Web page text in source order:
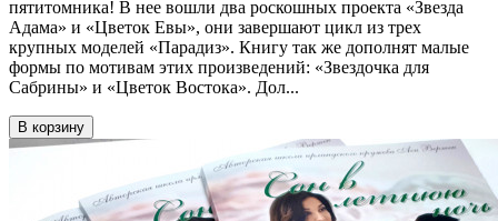
пятитомника! В нее вошли два роскошных проекта «Звезда
Адама» и «Цветок Евы», они завершают цикл из трех
крупных моделей «Парадиз». Книгу так же дополнят малые
формы по мотивам этих произведений: «Звездочка для
Сабрины» и «Цветок Востока». Дол...
В корзину